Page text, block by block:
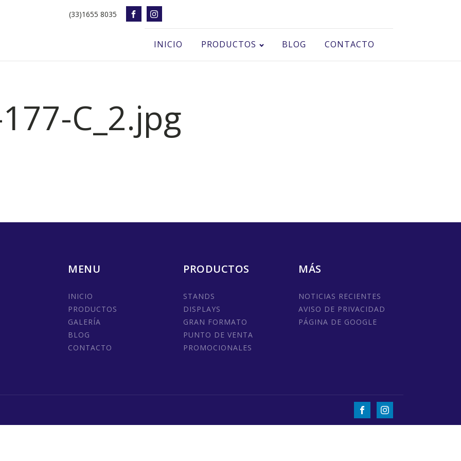
(33)1655 8035
INICIO PRODUCTOS BLOG CONTACTO
C_2.jpg
MENU
INICIO
PRODUCTOS
GALERÍA
BLOG
CONTACTO
PRODUCTOS
STANDS
DISPLAYS
GRAN FORMATO
PUNTO DE VENTA
PROMOCIONALES
MÁS
NOTICIAS RECIENTES
AVISO DE PRIVACIDAD
PÁGINA DE GOOGLE